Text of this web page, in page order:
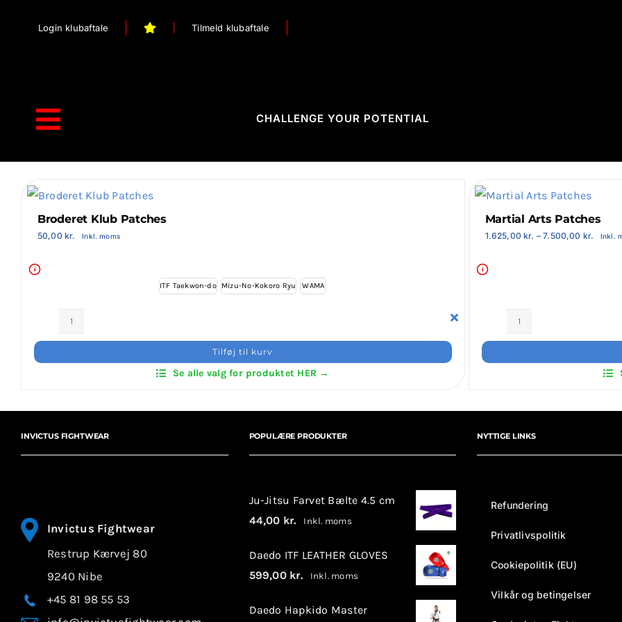
Login klubaftale Tilmeld klubaftale
Toggle
Navigation
Forside
Stilart / Kampsport
Invictus Brands
Klubaftalesider – Find din klub
FAQ’s
Information
Nyheder
CHALLENGE YOUR POTENTIAL
Broderet Klub Patches
50,00kr. Inkl. moms
i
ITF Taekwon-do Mizu-No-Kokoro Ryu WAMA
Patches
Tilføj til kurv
Se alle valg for produktet HER →
Martial Arts Patches
1.625,00kr. – 7.500,00 kr. Inkl.
i
Patches
INVICTUS FIGHTWEAR
Invictus Fightwear
Restrup Kærvej 80
9240 Nibe
+45 81 98 55 53
POPULÆRE PRODUKTER
Ju-Jitsu Farvet Bælte 4.5 cm
44,00 kr. Inkl. moms
Daedo ITF LEATHER GLOVES
599,00 kr. Inkl. moms
Daedo Hapkido Master
NYTTIGE LINKS
Refundering
Privatlivspolitik
Cookiepolitik (EU)
Vilkår og betingelser